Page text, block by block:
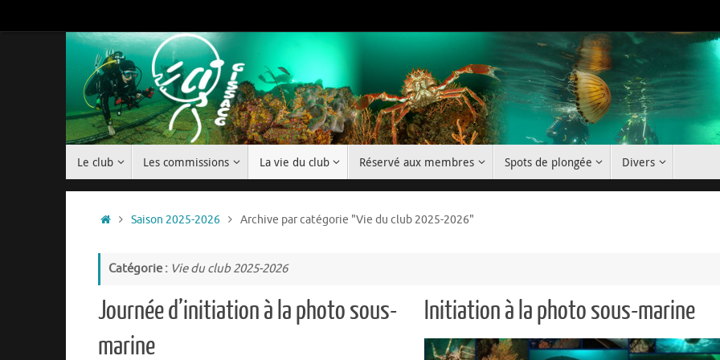
au
Le club Les commissions La vie du club Réservé aux membres Spots de plongée Divers
Accueil
Saison 2025-2026 Archive par catégorie "Vie du club 2025-2026"
Catégorie : Vie du club 2025-2026
Journée d’initiation à la photo sous-
marine
Initiation à la photo sous-marine